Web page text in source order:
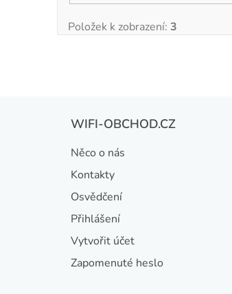
Položek k zobrazení: 3
WIFI-OBCHOD.CZ
Něco o nás
Kontakty
Osvědčení
Přihlášení
Vytvořit účet
Zapomenuté heslo